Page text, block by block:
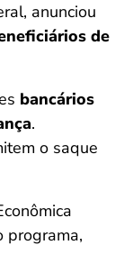
anunciou
de
bancários
.
o saque
programa,